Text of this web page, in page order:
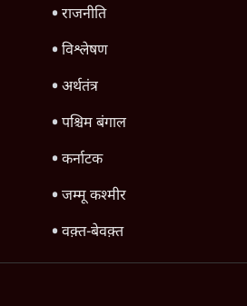
राजनीति
विश्लेषण
अर्थतंत्र
पश्चिम बंगाल
कर्नाटक
जम्मू कश्मीर
वक़्त-बेवक़्त